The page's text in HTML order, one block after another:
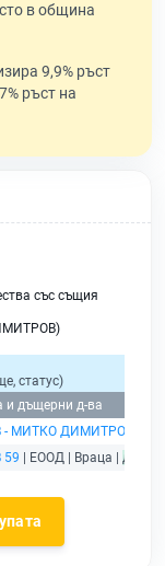
в община
9,9% ръст
ръст на
със същия
статус)
и дъщерни д-ва
МИТКО ДИМИТРОВ
| ЕООД | Враца |